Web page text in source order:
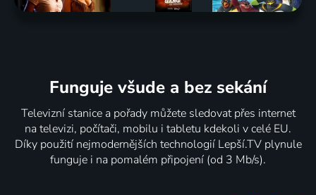
Funguje všude a bez sekání
Televizní stanice a pořady můžete sledovat přes internet
na televizi, počítači, mobilu i tabletu kdekoli v celé EU.
Díky použití nejmodernějších technologií Lepší.TV plynule
funguje i na pomalém připojení (od 3 Mb/s).